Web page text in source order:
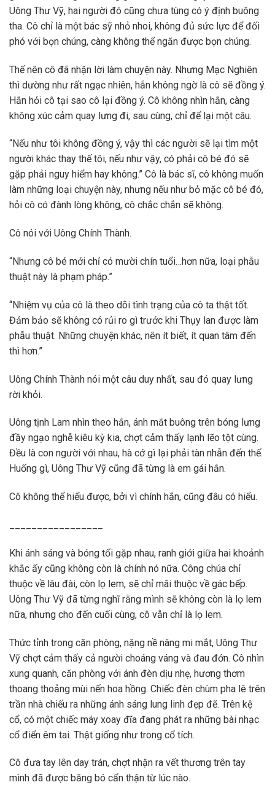
Uông Thư Vỹ, hai người đó cũng chưa tùng có ý định buông
tha. Cô chỉ là một bác sỹ nhỏ nhoi, không đủ sức lực để đối
phó với bọn chúng, càng không thể ngăn được bọn chúng.
Thế nên cô đã nhận lời làm chuyện này. Nhưng Mạc Nghiên
thì dường như rất ngạc nhiên, hắn không ngờ là cô sẽ đồng ý.
Hắn hỏi cô tại sao cô lại đồng ý. Cô không nhìn hắn, càng
không xúc cảm quay lưng đi, sau cùng, chỉ để lại một câu.
“Nếu như tôi không đồng ý, vậy thì các người sẽ lại tìm một
người khác thay thế tôi, nếu như vậy, có phải cô bé đó sẽ
gặp phải nguy hiểm hay không.” Cô là bác sĩ, cô không muốn
làm những loại chuyện này, nhưng nếu như bỏ mặc cô bé đó,
hỏi cô có đành lòng không, cô chắc chắn sẽ không.
Cô nói với Uông Chính Thành.
“Nhưng cô bé mới chỉ có mười chín tuổi…hơn nữa, loại phẫu
thuật này là phạm pháp.”
“Nhiệm vụ của cô là theo dõi tình trạng của cô ta thật tốt.
Đảm bảo sẽ không có rủi ro gì trước khi Thụy lan được làm
phẫu thuật. Những chuyện khác, nên ít biết, ít quan tâm đến
thì hơn.”
Uông Chính Thành nói một câu duy nhất, sau đó quay lưng
rời khỏi.
Uông tịnh Lam nhìn theo hắn, ánh mắt buông trên bóng lưng
đầy ngạo nghễ kiêu kỳ kia, chợt cảm thấy lạnh lẽo tột cùng.
Đều là con người với nhau, hà cớ gì lại phải tàn nhẫn đến thế.
Huống gì, Uông Thư Vỹ cũng đã từng là em gái hắn.
Cô không thể hiểu được, bởi vì chính hắn, cũng đâu có hiểu.
Khi ánh sáng và bóng tối gặp nhau, ranh giới giữa hai khoảnh
khắc ấy cũng không còn là chính nó nữa. Công chúa chỉ
thuộc về lâu đài, còn lọ lem, sẽ chỉ mãi thuộc về gác bếp.
Uông Thư Vỹ đã từng nghĩ rằng mình sẽ không còn là lọ lem
nữa, nhưng cho đến cuối cùng, cô vẫn chỉ là lọ lem.
Thức tỉnh trong căn phòng, nặng nề nâng mi mắt, Uông Thư
Vỹ chợt cảm thấy cả người choáng váng và đau đớn. Cô nhìn
xung quanh, căn phòng với ánh đèn dịu nhẹ, hương thơm
thoang thoảng mùi nến hoa hồng. Chiếc đèn chùm pha lê trên
trần nhà chiếu ra những ánh sáng lung linh đẹp đẽ. Trên kệ
cổ, có một chiếc máy xoay đĩa đang phát ra những bài nhạc
cổ điển êm tai. Thật giống như trong cổ tích.
Cô đưa tay lên day trán, chợt nhận ra vết thương trên tay
mình đã được băng bó cẩn thận từ lúc nào.